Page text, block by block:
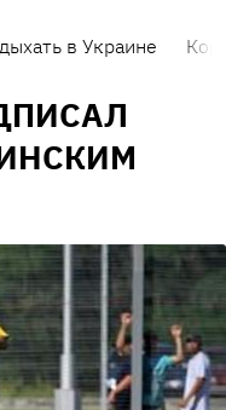
в Украине